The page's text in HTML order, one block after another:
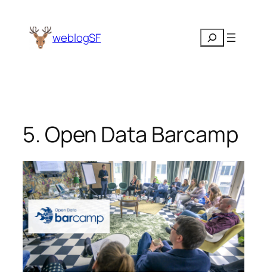
Inhalt
springen weblogSF Suchen
5. Open Data Barcamp